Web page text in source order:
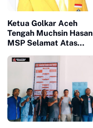
Ketua Golkar Aceh
Tengah Muchsin Hasan
MSP Selamat Atas
Aceh Mayjen Achmad
Marzuki